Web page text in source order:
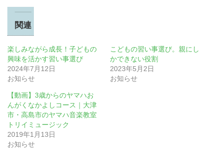
関連
楽しみながら成長！子どもの
興味を活かす習い事選び
2024年7月12日
お知らせ
こどもの習い事選び。親にし
かできない役割
2023年5月2日
お知らせ
【動画】3歳からのヤマハお
んがくなかよしコース｜大津
市・高島市のヤマハ音楽教室
トリイミュージック
2019年1月13日
お知らせ